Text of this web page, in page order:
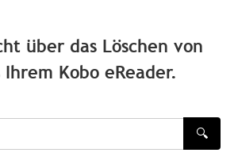
über das Löschen von
Kobo eReader.
🔍